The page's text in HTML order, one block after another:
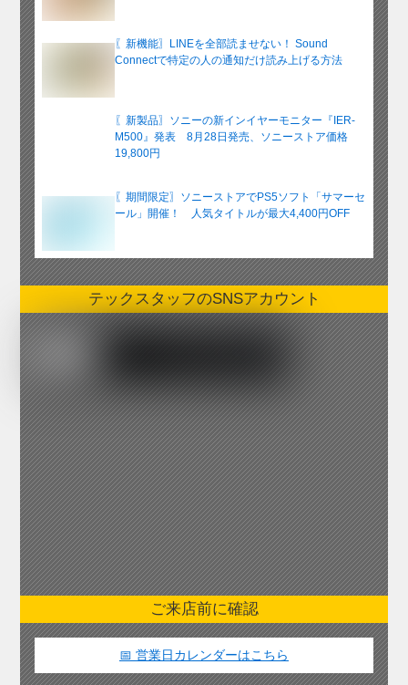
〖新機能〗LINEを全部読ませない！ Sound
Connectで特定の人の通知だけ読み上げる方法
〖新製品〗ソニーの新インイヤーモニター『IER-
M500』発表 8月28日発売、ソニーストア価格
19,800円
〖期間限定〗ソニーストアでPS5ソフト「サマーセ
ール」開催！ 人気タイトルが最大4,400円OFF
テックスタッフのSNSアカウント
ご来店前に確認
📅 営業日カレンダーはこちら